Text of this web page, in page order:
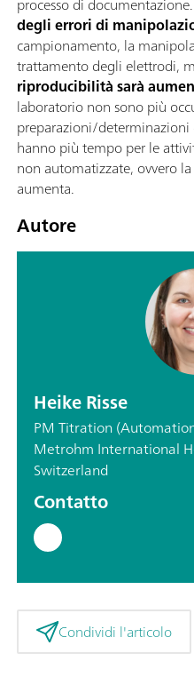
degli errori di
campionamento, la
trattamento degli elettrodi,
riproducibilità sarà
laboratorio non sono più
preparazioni/
hanno più tempo per le
non automatizzate, ovvero
aumenta.
Autore
Heike Risse
PM Titration
Metrohm International
Switzerland
Contatto
Condividi l'articolo